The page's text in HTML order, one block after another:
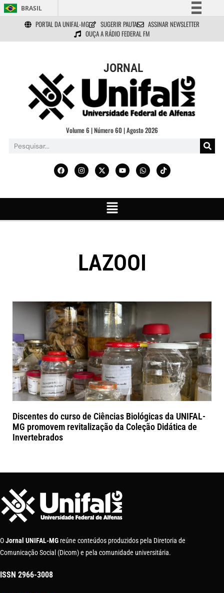
BRASIL
Simplifique!
Comunica BR
Acesso à informação
Legislação
Canais
PORTAL DA UNIFAL-MG SUGERIR PAUTA
ASSINAR NEWSLETTER
OUÇA A RÁDIO FEDERAL FM
JORNAL
Volume 6 | Número 60 | Agosto 2026
LAZOOI
Discentes do curso de Ciências Biológicas da UNIFAL-
MG promovem revitalização da Coleção Didática de
Invertebrados
OJornal UNIFAL-MG reúne conteúdos produzidos pela Diretoria de
Comunicação Social (Dicom) e pela comunidade universitária.
ISSN 2966-3008